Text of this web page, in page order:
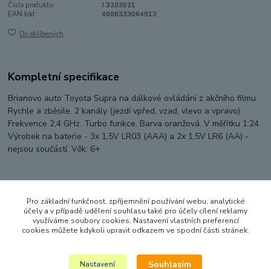
Číslo produktu:
J 3203021
EAN kód:
4006333064913
Do oblíbených
Kompletní specifikace
Brianovo auto Toyota Supra na dálkové ovládání z akčního filmu
Rychle a zběsile. 2 kanály (jezdí vpřed, vzad, vlevo a vpravo).
Frekvence 2,4 GHz. Turbo funkce. Barva oranžová. V měřítku 1:24.
Výrobek na baterie - 3x 1,5V LR03 (AAA) a 2x 1,5V LR6 (AA) -
nejsou součástí. Věk: 6+
Původ zboží
Zboží zařazeno v kategoriích
Pro základní funkčnost, zpříjemnění používání webu, analytické
účely a v případě udělení souhlasu také pro účely cílení reklamy
využíváme soubory cookies. Nastavení vlastních preferencí
cookies můžete kdykoli upravit odkazem ve spodní části stránek.
Nastavení Souhlasím